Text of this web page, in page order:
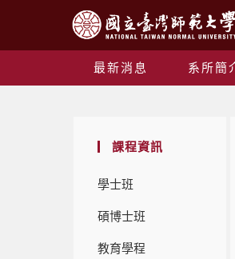
最新消息 系所簡
課程資訊
學士班
碩博士班
教育學程